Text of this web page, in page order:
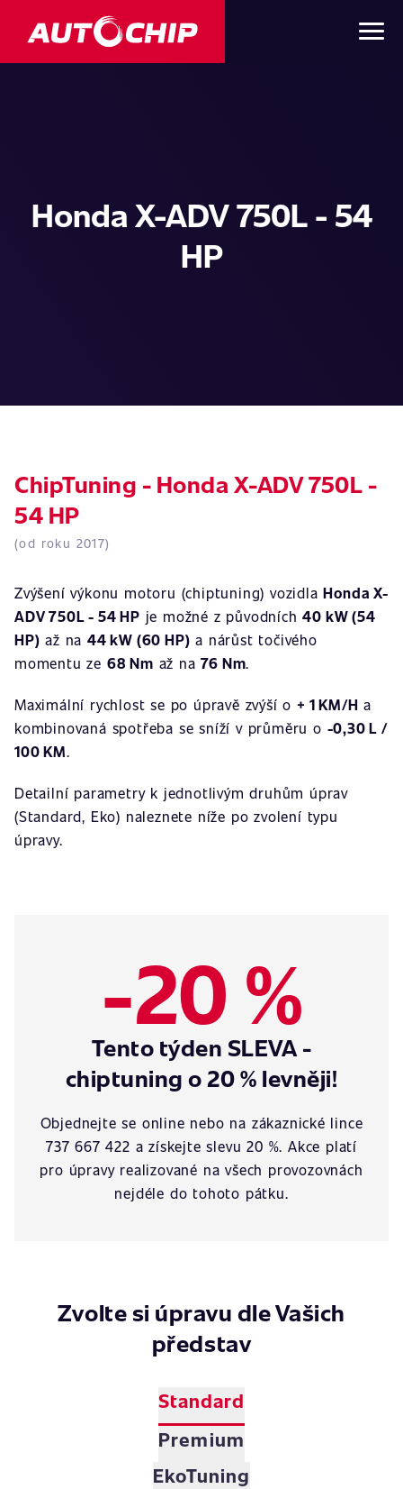
Honda X-ADV 750L - 54
HP
ChipTuning - Honda X-ADV 750L -
54 HP
(od roku 2017)
Zvýšení výkonu motoru (chiptuning) vozidlaHonda X-
ADV 750L - 54 HP je možné z původních40 kW (54
HP) až na44 kW (60 HP) a nárůst točivého
momentu ze 68 Nm až na76 Nm.
Maximální rychlost se po úpravě zvýší o + 1 KM/H a
kombinovaná spotřeba se sníží v průměru o -0,30 L /
100 KM.
Detailní parametry k jednotlivým druhům úprav
(Standard, Eko) naleznete níže po zvolení typu
úpravy.
-20 %
Tento týden SLEVA -
chiptuning o 20 % levněji!
Objednejte se online nebo na zákaznické lince
737 667 422 a získejte slevu 20 %. Akce platí
pro úpravy realizované na všech provozovnách
nejdéle do tohoto pátku.
Zvolte si úpravu dle Vašich
představ
Standard
Premium
EkoTuning